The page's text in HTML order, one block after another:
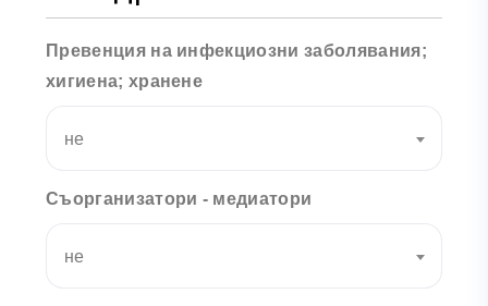
Превенция на инфекциозни заболявания;
хигиена; хранене
не
Съорганизатори - медиатори
не